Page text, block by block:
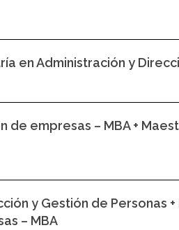
en Administración y
empresas – MBA +
y Gestión de Personas
– MBA